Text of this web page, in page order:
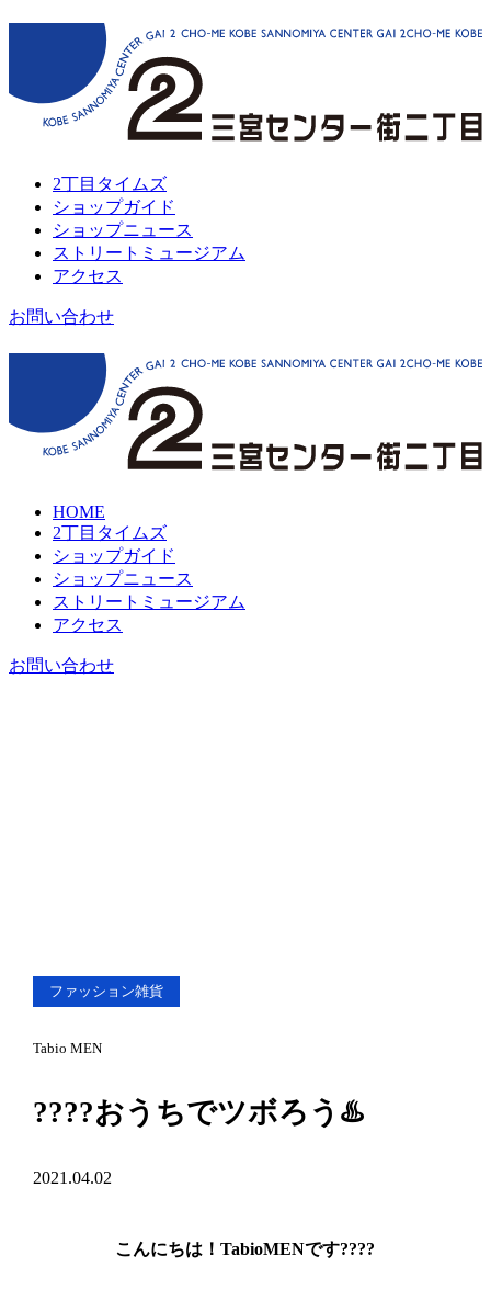
2丁目タイムズ
ショップガイド
ショップニュース
ストリートミュージアム
アクセス
お問い合わせ
HOME
2丁目タイムズ
ショップガイド
ショップニュース
ストリートミュージアム
アクセス
お問い合わせ
ファッション雑貨
Tabio MEN
????おうちでツボろう♨️
2021.04.02
こんにちは！TabioMENです????